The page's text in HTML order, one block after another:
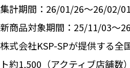
集計期間：26/01/26～26/02/01
新商品対象期間：25/11/03～
株式会社KSP-SPが提供する全
ト約1,500（アクティブ店舗数